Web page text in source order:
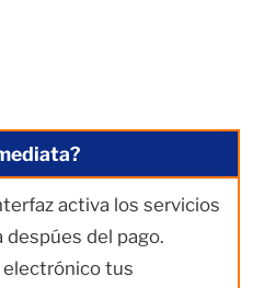
activa los servicios
del pago.
electrónico tus